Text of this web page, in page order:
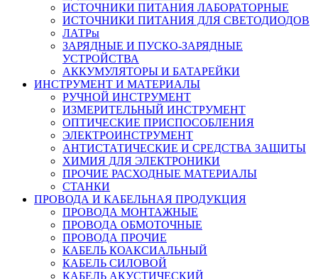
ИСТОЧНИКИ ПИТАНИЯ ЛАБОРАТОРНЫЕ
ИСТОЧНИКИ ПИТАНИЯ ДЛЯ СВЕТОДИОДОВ
ЛАТРы
ЗАРЯДНЫЕ И ПУСКО-ЗАРЯДНЫЕ
УСТРОЙСТВА
АККУМУЛЯТОРЫ И БАТАРЕЙКИ
ИНСТРУМЕНТ И МАТЕРИАЛЫ
РУЧНОЙ ИНСТРУМЕНТ
ИЗМЕРИТЕЛЬНЫЙ ИНСТРУМЕНТ
ОПТИЧЕСКИЕ ПРИСПОСОБЛЕНИЯ
ЭЛЕКТРОИНСТРУМЕНТ
АНТИСТАТИЧЕСКИЕ И СРЕДСТВА ЗАЩИТЫ
ХИМИЯ ДЛЯ ЭЛЕКТРОНИКИ
ПРОЧИЕ РАСХОДНЫЕ МАТЕРИАЛЫ
СТАНКИ
ПРОВОДА И КАБЕЛЬНАЯ ПРОДУКЦИЯ
ПРОВОДА МОНТАЖНЫЕ
ПРОВОДА ОБМОТОЧНЫЕ
ПРОВОДА ПРОЧИЕ
КАБЕЛЬ КОАКСИАЛЬНЫЙ
КАБЕЛЬ СИЛОВОЙ
КАБЕЛЬ АКУСТИЧЕСКИЙ